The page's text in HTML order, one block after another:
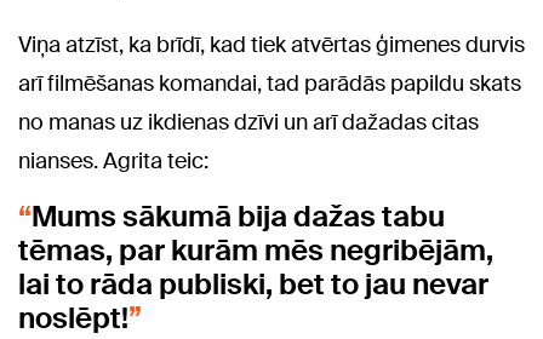
Viņa atzīst, ka brīdī, kad tiek atvērtas ģimenes durvis
arī filmēšanas komandai, tad parādās papildu skats
no manas uz ikdienas dzīvi un arī dažadas citas
nianses. Agrita teic:
Mums sākumā bija dažas tabu
tēmas, par kurām mēs negribējām,
lai to rāda publiski, bet to jau nevar
noslēpt!